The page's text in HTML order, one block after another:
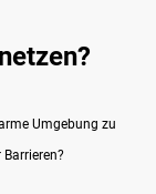
Umgebung zu